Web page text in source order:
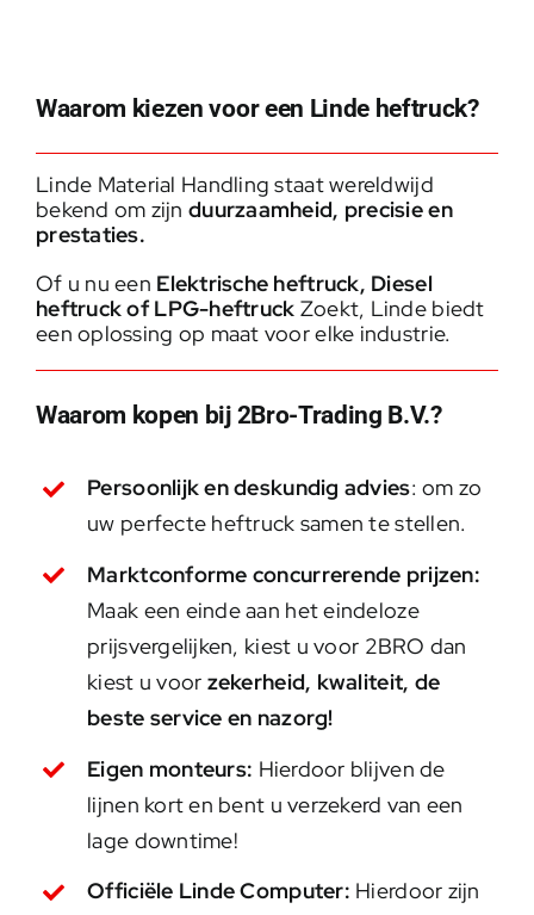
Waarom kiezen voor een Linde heftruck?
Linde Material Handling staat wereldwijd
bekend om zijnduurzaamheid, precisie en
prestaties.
Of u nu een Elektrische heftruck, Diesel
heftruckofLPG-heftruck Zoekt, Linde biedt
een oplossing op maat voor elke industrie.
Waarom kopen bij 2Bro-Trading B.V.?
Persoonlijk en deskundig advies: om zo
uw perfecte heftruck samen te stellen.
Marktconforme concurrerende prijzen:
Maak een einde aan het eindeloze
prijsvergelijken, kiest u voor 2BRO dan
kiest u voor zekerheid, kwaliteit, de
beste service en nazorg!
Eigen monteurs: Hierdoor blijven de
lijnen kort en bent u verzekerd van een
lage downtime!
Officiële Linde Computer: Hierdoor zijn